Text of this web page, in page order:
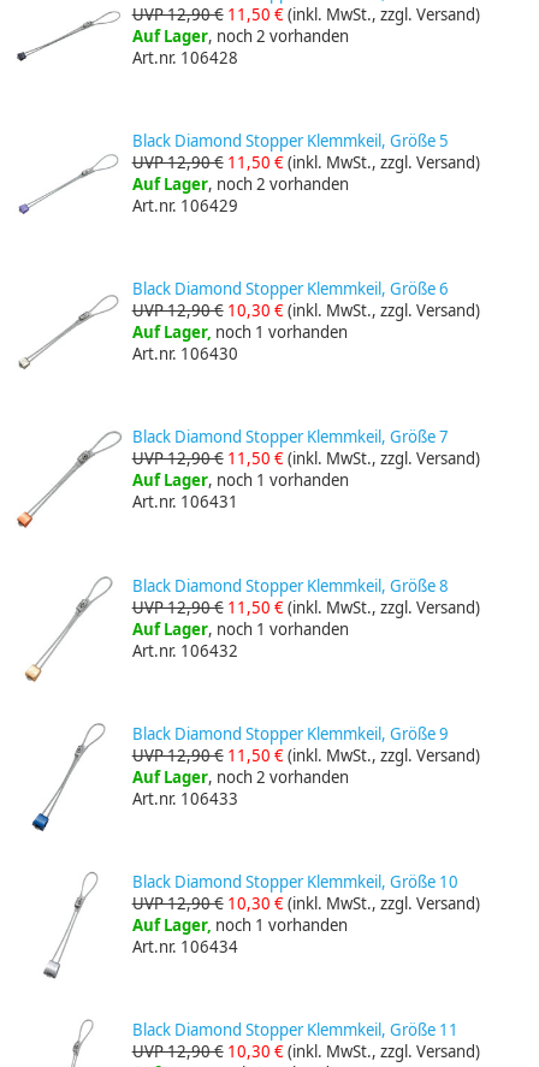
UVP 12,90 € 11,50 €(inkl. MwSt., zzgl. Versand)
Auf Lager, noch 2 vorhanden
Art.nr. 106428
Black Diamond Stopper Klemmkeil, Größe 5
UVP 12,90 € 11,50 €(inkl. MwSt., zzgl. Versand)
Auf Lager, noch 2 vorhanden
Art.nr. 106429
Black Diamond Stopper Klemmkeil, Größe 6
UVP 12,90 € 10,30 €(inkl. MwSt., zzgl. Versand)
Auf Lager, noch 1 vorhanden
Art.nr. 106430
Black Diamond Stopper Klemmkeil, Größe 7
UVP 12,90 € 11,50 €(inkl. MwSt., zzgl. Versand)
Auf Lager, noch 1 vorhanden
Art.nr. 106431
Black Diamond Stopper Klemmkeil, Größe 8
UVP 12,90 € 11,50 €(inkl. MwSt., zzgl. Versand)
Auf Lager, noch 1 vorhanden
Art.nr. 106432
Black Diamond Stopper Klemmkeil, Größe 9
UVP 12,90 € 11,50 €(inkl. MwSt., zzgl. Versand)
Auf Lager, noch 2 vorhanden
Art.nr. 106433
Black Diamond Stopper Klemmkeil, Größe 10
UVP 12,90 € 10,30 €(inkl. MwSt., zzgl. Versand)
Auf Lager, noch 1 vorhanden
Art.nr. 106434
Black Diamond Stopper Klemmkeil, Größe 11
UVP 12,90 € 10,30 €(inkl. MwSt., zzgl. Versand)